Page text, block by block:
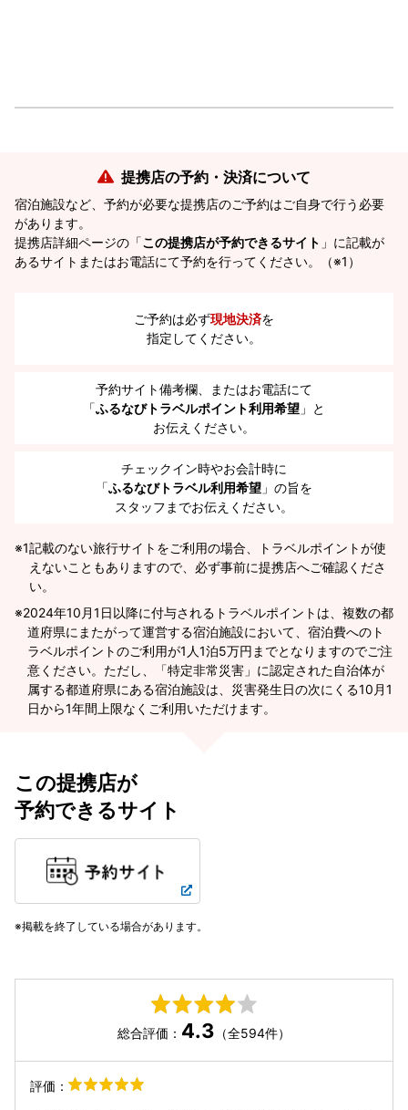
提携店の予約・決済について
宿泊施設など、予約が必要な提携店のご予約はご自身で行う必要
があります。
提携店詳細ページの「この提携店が予約できるサイト 」に記載が
あるサイトまたはお電話にて予約を行ってください。（※1）
ご予約は必ず現地決済を
指定してください。
予約サイト備考欄、またはお電話にて
「ふるなびトラベルポイント利用希望 」と
お伝えください。
チェックイン時やお会計時に
「ふるなびトラベル利用希望 」の旨を
スタッフまでお伝えください。
※1記載のない旅行サイトをご利用の場合、トラベルポイントが使
えないこともありますので、必ず事前に提携店へご確認くださ
い。
2024年10月1日以降に付与されるトラベルポイントは、複数の都
道府県にまたがって運営する宿泊施設において、宿泊費へのト
ラベルポイントのご利用が1人1泊5万円までとなりますのでご注
意ください。ただし、「特定非常災害」に認定された自治体が
属する都道府県にある宿泊施設は、災害発生日の次にくる10月1
日から1年間上限なくご利用いただけます。
この提携店が
予約できるサイト
掲載を終了している場合があります。
総合評価： 4.3 （全594件）
評価：